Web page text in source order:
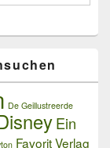
De Geillustreerde
Ein
Favorit Verlag